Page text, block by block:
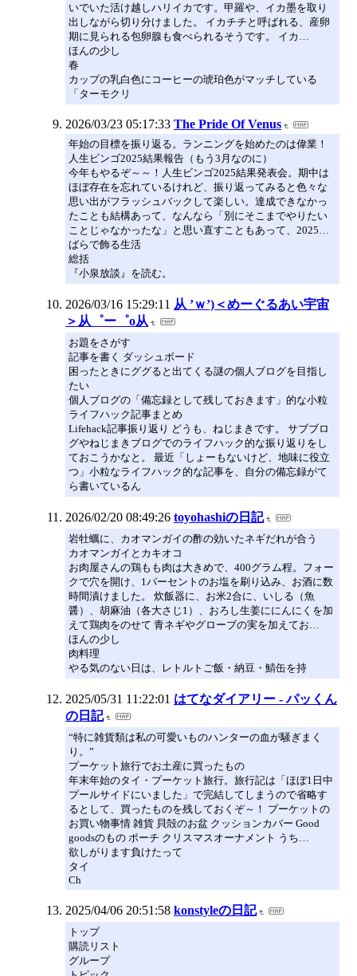
いでいた活け越しハリイカです。甲羅や、イカ墨を取り
出しながら切り分けました。 イカチチと呼ばれる、産卵
期に見られる包卵腺も食べられるそうです。 イカ…
ほんの少し
春
カップの乳白色にコーヒーの琥珀色がマッチしている
「ターモクリ
2026/03/23 05:17:33 The Pride Of Venus
年始の目標を振り返る。ランニングを始めたのは偉業！
人生ビンゴ2025結果報告（もう3月なのに）
今年もやるぞ～～！人生ビンゴ2025結果発表会。期中は
ほぼ存在を忘れているけれど、振り返ってみると色々な
思い出がフラッシュバックして楽しい。達成できなかっ
たことも結構あって、なんなら「別にそこまでやりたい
ことじゃなかったな」と思い直すこともあって、2025…
ばらで飾る生活
総括
『小泉放談』を読む。
2026/03/16 15:29:11 从 ’ｗ’)＜めーぐるあい宇宙
＞从゜ー゜o从
お題をさがす
記事を書く ダッシュボード
困ったときにググると出てくる謎の個人ブログを目指し
たい
個人ブログの「備忘録として残しておきます」的な小粒
ライフハック記事まとめ
Lifehack記事振り返り どうも、ねじまきです。 サブブロ
グやねじまきブログでのライフハック的な振り返りをし
ておこうかなと。 最近「しょーもないけど、地味に役立
つ」小粒なライフハック的な記事を、自分の備忘録がて
ら書いているん
2026/02/20 08:49:26 toyohashiの日記
岩牡蠣に、カオマンガイの酢の効いたネギだれが合う
カオマンガイとカキオコ
お肉屋さんの鶏もも肉は大きめで、400グラム程。フォー
クで穴を開け、1パーセントのお塩を刷り込み、お酒に数
時間漬けました。 炊飯器に、お米2合に、いしる（魚
醤）、胡麻油（各大さじ1）、おろし生姜ににんにくを加
えて鶏肉をのせて 青ネギやグローブの実を加えてお…
ほんの少し
肉料理
やる気のない日は、レトルトご飯・納豆・鯖缶を持
2025/05/31 11:22:01 はてなダイアリー - パッくん
の日記
“特に雑貨類は私の可愛いものハンターの血が騒ぎまく
り。”
プーケット旅行でお土産に買ったもの
年末年始のタイ・プーケット旅行。旅行記は「ほぼ1日中
プールサイドにいました」で完結してしまうので省略す
るとして、買ったものを残しておくぞ～！ プーケットの
お買い物事情 雑貨 貝殻のお盆 クッションカバー Good
goodsのもの ポーチ クリスマスオーナメント うち…
欲しがります負けたって
タイ
Ch
2025/04/06 20:51:58 konstyleの日記
トップ
購読リスト
グループ